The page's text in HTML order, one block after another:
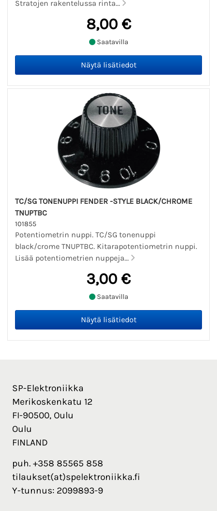
Stratojen rakentelussa rinta...
8,00 €
Saatavilla
TC/SG TONENUPPI FENDER -STYLE BLACK/CHROME
TNUPTBC
101855
Potentiometrin nuppi. TC/SG tonenuppi
black/crome TNUPTBC. Kitarapotentiometrin nuppi.
Lisää potentiometrien nuppeja...
3,00 €
Saatavilla
SP-Elektroniikka
Merikoskenkatu 12
FI-90500, Oulu
Oulu
FINLAND
puh. +358 85565 858
tilaukset(at)spelektroniikka.fi
Y-tunnus: 2099893-9